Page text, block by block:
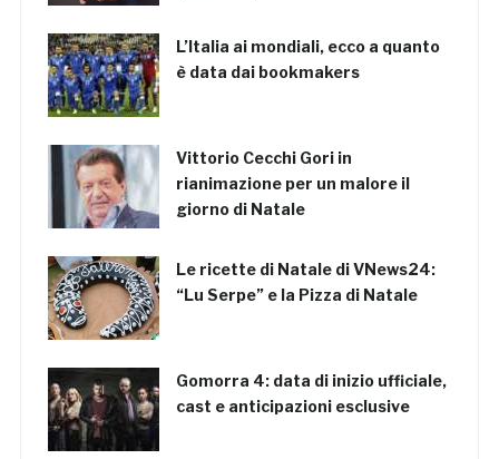
L’Italia ai mondiali, ecco a quanto
è data dai bookmakers
Vittorio Cecchi Gori in
rianimazione per un malore il
giorno di Natale
Le ricette di Natale di VNews24:
“Lu Serpe” e la Pizza di Natale
Gomorra 4: data di inizio ufficiale,
cast e anticipazioni esclusive